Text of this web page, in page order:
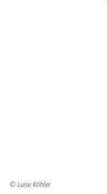
© Luise Köhler